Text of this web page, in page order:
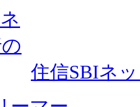
住信SBIネ